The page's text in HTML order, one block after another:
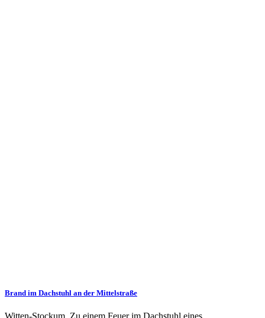
Brand im Dachstuhl an der Mittelstraße